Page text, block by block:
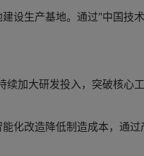
设生产基地。通过"中国技
加大研发投入，突破核心
化改造降低制造成本，通